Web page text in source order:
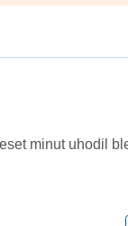
minut uhodil